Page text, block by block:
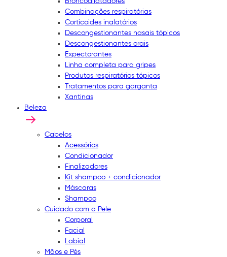
Combinações respiratórias
Corticoides inalatórios
Descongestionantes nasais tópicos
Descongestionantes orais
Expectorantes
Linha completa para gripes
Produtos respiratórios tópicos
Tratamentos para garganta
Xantinas
Beleza
Cabelos
Acessórios
Condicionador
Finalizadores
Kit shampoo + condicionador
Máscaras
Shampoo
Cuidado com a Pele
Corporal
Facial
Labial
Mãos e Pés